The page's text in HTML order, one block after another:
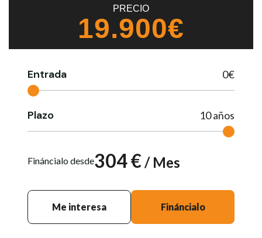
PRECIO
19.900€
Entrada 0€
Plazo 10años
Fináncialo desde304€/ Mes
Me interesa Fináncialo